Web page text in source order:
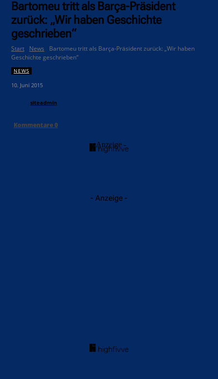
Bartomeu tritt als Barça-Präsident
zurück: „Wir haben Geschichte
geschrieben“
Start News
Bartomeu tritt als Barça-Präsident zurück: „Wir haben
Geschichte geschrieben“
NEWS
10. Juni 2015
siteadmin
Kommentare0
- Anzeige -
- Anzeige -